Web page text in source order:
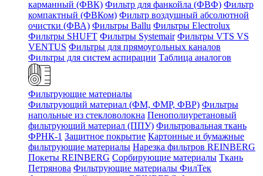
карманный (ФВК) Фильтр для фанкойла (ФВФ) Фильтр
компактный (ФВКом) Фильтр воздушный абсолютной
очистки (ФВА) Фильтры Ballu Фильтры Electrolux
Фильтры SHUFT Фильтры Systemair Фильтры VTS VS
VENTUS Фильтры для прямоугольных каналов
Фильтры для систем аспирации Таблица аналогов
Фильтрующие материалы
Фильтрующий материал (ФМ, ФМР, ФВР) Фильтры
напольные из стекловолокна Пенополиуретановый
фильтрующий материал (ППУ) Фильтровальная ткань
ФРНК-1 Защитное покрытие Картонные и бумажные
фильтрующие материалы Нарезка фильтров REINBERG
Покеты REINBERG Сорбирующие материалы Ткань
Петрянова Фильтрующие материалы ФилТек